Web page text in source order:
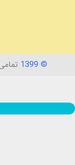
© 1399